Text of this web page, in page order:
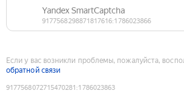
Если у вас возникли проблемы, пожалуйста,
обратной связи
9177568072715470281 :1786023863